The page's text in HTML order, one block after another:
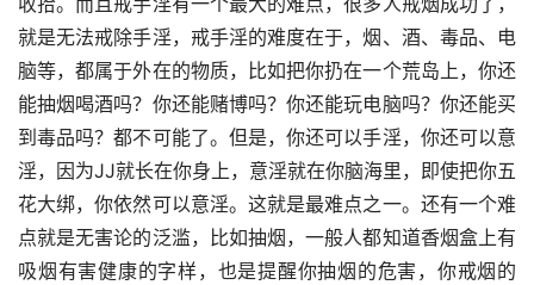
就是无法戒除手淫，戒手淫的难度在于，烟、酒、毒品、电
脑等，都属于外在的物质，比如把你扔在一个荒岛上，你还
能抽烟喝酒吗？你还能赌博吗？你还能玩电脑吗？你还能买
到毒品吗？都不可能了。但是，你还可以手淫，你还可以意
淫，因为JJ就长在你身上，意淫就在你脑海里，即使把你五
花大绑，你依然可以意淫。这就是最难点之一。还有一个难
点就是无害论的泛滥，比如抽烟，一般人都知道香烟盒上有
吸烟有害健康的字样，也是提醒你抽烟的危害，你戒烟的